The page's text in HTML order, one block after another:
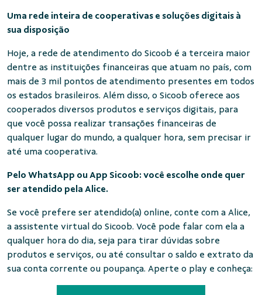
Uma rede inteira de cooperativas e soluções digitais à
sua disposição
Hoje, a rede de atendimento do Sicoob é a terceira maior
dentre as instituições financeiras que atuam no país, com
mais de 3 mil pontos de atendimento presentes em todos
os estados brasileiros. Além disso, o Sicoob oferece aos
cooperados diversos produtos e serviços digitais, para
que você possa realizar transações financeiras de
qualquer lugar do mundo, a qualquer hora, sem precisar ir
até uma cooperativa.
Pelo WhatsApp ou App Sicoob: você escolhe onde quer
ser atendido pela Alice.
Se você prefere ser atendido(a) online, conte com a Alice,
a assistente virtual do Sicoob. Você pode falar com ela a
qualquer hora do dia, seja para tirar dúvidas sobre
produtos e serviços, ou até consultar o saldo e extrato da
sua conta corrente ou poupança. Aperte o play e conheça: